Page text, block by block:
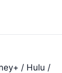
/ Hulu /